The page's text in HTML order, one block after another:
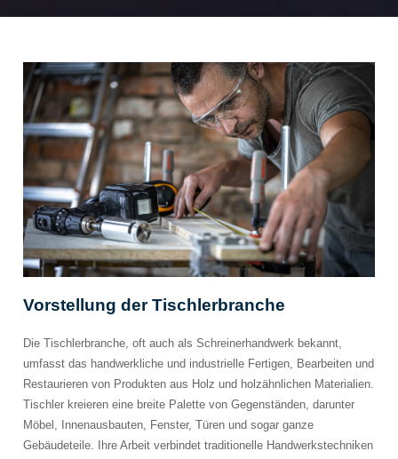
Vorstellung der Tischlerbranche
Die Tischlerbranche, oft auch als Schreinerhandwerk bekannt,
umfasst das handwerkliche und industrielle Fertigen, Bearbeiten und
Restaurieren von Produkten aus Holz und holzähnlichen Materialien.
Tischler kreieren eine breite Palette von Gegenständen, darunter
Möbel, Innenausbauten, Fenster, Türen und sogar ganze
Gebäudeteile. Ihre Arbeit verbindet traditionelle Handwerkstechniken